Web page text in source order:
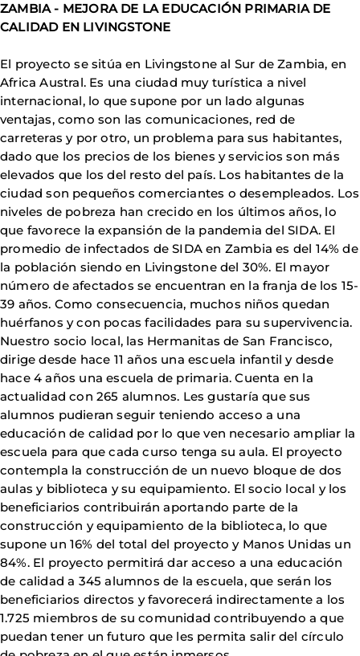
ZAMBIA - MEJORA DE LA EDUCACIÓN PRIMARIA DE
CALIDAD EN LIVINGSTONE
El proyecto se sitúa en Livingstone al Sur de Zambia, en
Africa Austral. Es una ciudad muy turística a nivel
internacional, lo que supone por un lado algunas
ventajas, como son las comunicaciones, red de
carreteras y por otro, un problema para sus habitantes,
dado que los precios de los bienes y servicios son más
elevados que los del resto del país. Los habitantes de la
ciudad son pequeños comerciantes o desempleados. Los
niveles de pobreza han crecido en los últimos años, lo
que favorece la expansión de la pandemia del SIDA. El
promedio de infectados de SIDA en Zambia es del 14% de
la población siendo en Livingstone del 30%. El mayor
número de afectados se encuentran en la franja de los 15-
39 años. Como consecuencia, muchos niños quedan
huérfanos y con pocas facilidades para su supervivencia.
Nuestro socio local, las Hermanitas de San Francisco,
dirige desde hace 11 años una escuela infantil y desde
hace 4 años una escuela de primaria. Cuenta en la
actualidad con 265 alumnos. Les gustaría que sus
alumnos pudieran seguir teniendo acceso a una
educación de calidad por lo que ven necesario ampliar la
escuela para que cada curso tenga su aula. El proyecto
contempla la construcción de un nuevo bloque de dos
aulas y biblioteca y su equipamiento. El socio local y los
beneficiarios contribuirán aportando parte de la
construcción y equipamiento de la biblioteca, lo que
supone un 16% del total del proyecto y Manos Unidas un
84%. El proyecto permitirá dar acceso a una educación
de calidad a 345 alumnos de la escuela, que serán los
beneficiarios directos y favorecerá indirectamente a los
1.725 miembros de su comunidad contribuyendo a que
puedan tener un futuro que les permita salir del círculo